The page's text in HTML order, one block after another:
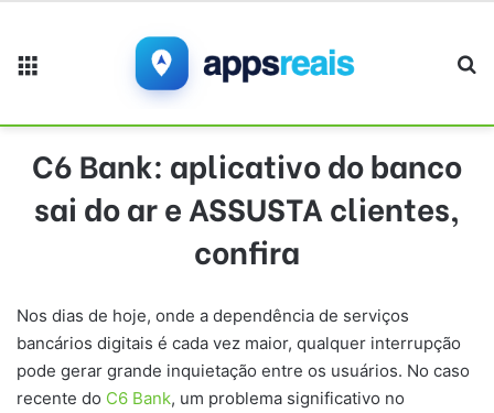
C6 Bank: aplicativo do banco
sai do ar e ASSUSTA clientes,
confira
Nos dias de hoje, onde a dependência de serviços
bancários digitais é cada vez maior, qualquer interrupção
pode gerar grande inquietação entre os usuários. No caso
recente do C6 Bank, um problema significativo no